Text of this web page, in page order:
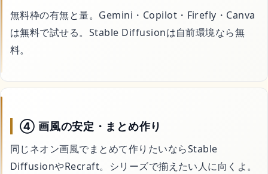
無料枠の有無と量。Gemini・Copilot・Firefly・Canva
は無料で試せる。Stable Diffusionは自前環境なら無
料。
④ 画風の安定・まとめ作り
同じネオン画風でまとめて作りたいならStable
DiffusionやRecraft。シリーズで揃えたい人に向くよ。